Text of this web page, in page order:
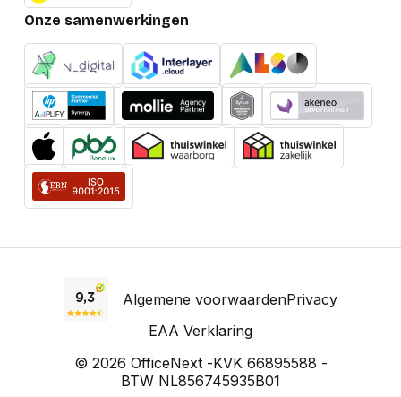
Onze samenwerkingen
Algemene voorwaardenPrivacy
EAA Verklaring
© 2026 OfficeNext -KVK 66895588 -
BTW NL856745935B01